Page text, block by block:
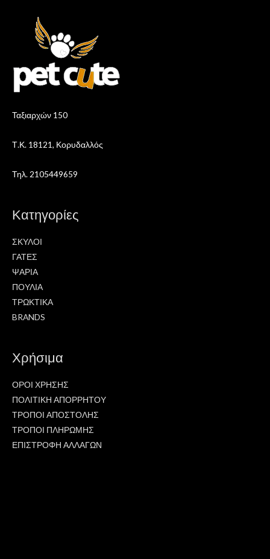
Ταξιαρχών 150
Τ.Κ. 18121, Κορυδαλλός
Τηλ. 2105449659
Κατηγορίες
ΣΚΥΛΟΙ
ΓΑΤΕΣ
ΨΑΡΙΑ
ΠΟΥΛΙΑ
ΤΡΩΚΤΙΚΑ
BRANDS
Χρήσιμα
ΟΡΟΙ ΧΡΗΣΗΣ
ΠΟΛΙΤΙΚΗ ΑΠΟΡΡΗΤΟΥ
ΤΡΟΠΟΙ ΑΠΟΣΤΟΛΗΣ
ΤΡΟΠΟΙ ΠΛΗΡΩΜΗΣ
ΕΠΙΣΤΡΟΦΗ ΑΛΛΑΓΩΝ